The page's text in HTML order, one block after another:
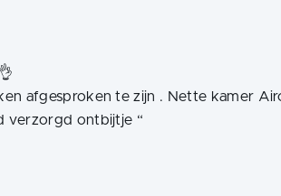
afgesproken te zijn . Nette kamer
verzorgd ontbijtje “